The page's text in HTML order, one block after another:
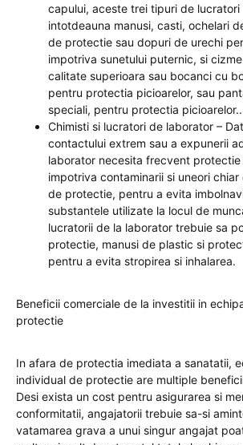
capului, aceste trei tipuri de
intotdeauna manusi, casti, ochelari
de protectie sau dopuri de urechi
impotriva sunetului puternic, si
calitate superioara sau bocanci cu
pentru protectia picioarelor, sau
speciali, pentru protectia picioarelor..
Chimisti si lucratori de laborator –
contactului extrem sau a expunerii
laborator necesita frecvent
impotriva contaminarii si uneori
de protectie, pentru a evita
substantele utilizate la locul de
lucratorii de la laborator trebuie sa
protectie, manusi de plastic si
pentru a evita stropirea si inhalarea.
Beneficii comerciale de la investitii in
protectie
In afara de protectia imediata a sanatatii,
individual de protectie are multiple
Desi exista un cost pentru asigurarea si
conformitatii, angajatorii trebuie sa-si
vatamarea grava a unui singur angajat